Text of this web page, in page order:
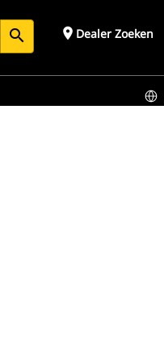
search place Dealer Zoeken